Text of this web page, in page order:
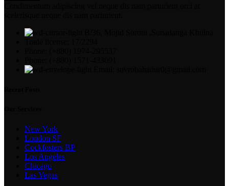
New York
London SF
Cockfosters BP
Los Angeles
Chicago
Las Vegas